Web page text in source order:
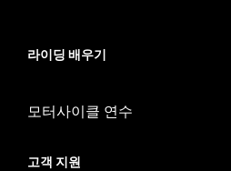
라이딩 배우기
모터사이클 연수
고객 지원